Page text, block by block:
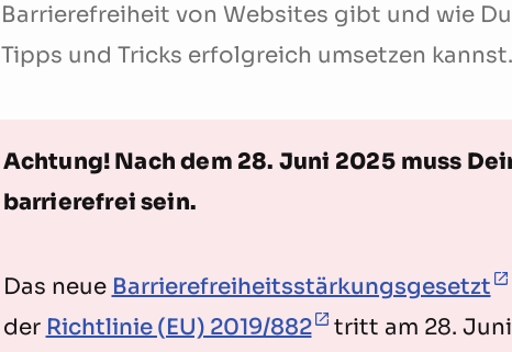
Barrierefreiheit von Websites gibt und wie
Tipps und Tricks erfolgreich umsetzen kannst.
Achtung! Nach dem 28. Juni 2025 muss
barrierefrei sein.
Das neue Barrierefreiheitsstärkungsgesetzt
der Richtlinie (EU) 2019/882 tritt am 28.